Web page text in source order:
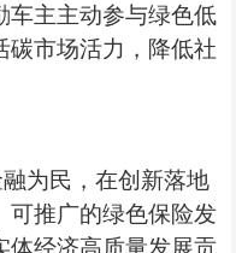
车主主动参与绿色低
碳市场活力，降低社
为民，在创新落地
可推广的绿色保险发
体经济高质量发展贡